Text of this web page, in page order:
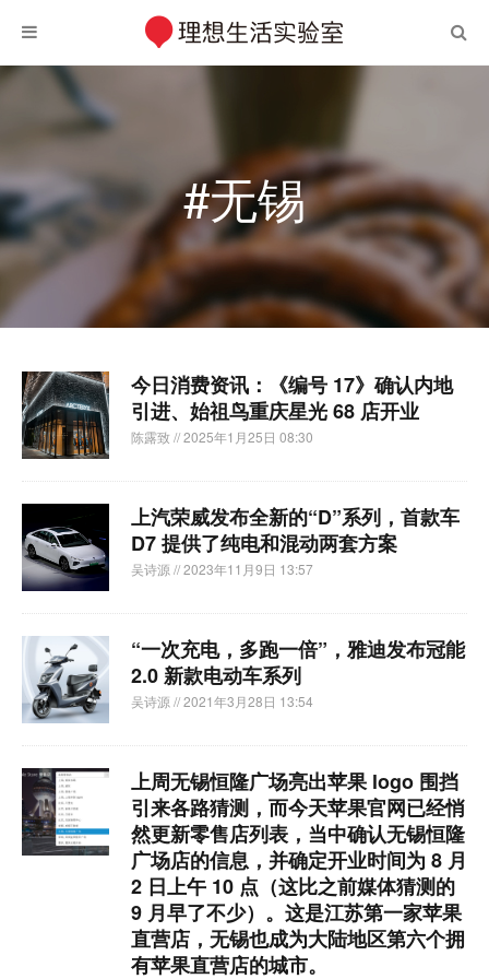
#无锡
今日消费资讯：《编号 17》确认内地
引进、始祖鸟重庆星光 68 店开业
陈露致// 2025年1月25日 08:30
上汽荣威发布全新的“D”系列，首款车
D7 提供了纯电和混动两套方案
吴诗源 // 2023年11月9日 13:57
“一次充电，多跑一倍”，雅迪发布冠能
2.0 新款电动车系列
吴诗源 // 2021年3月28日 13:54
上周无锡恒隆广场亮出苹果 logo 围挡
引来各路猜测，而今天苹果官网已经悄
然更新零售店列表，当中确认无锡恒隆
广场店的信息，并确定开业时间为 8 月
2 日上午 10 点（这比之前媒体猜测的
9 月早了不少）。这是江苏第一家苹果
直营店，无锡也成为大陆地区第六个拥
有苹果直营店的城市。